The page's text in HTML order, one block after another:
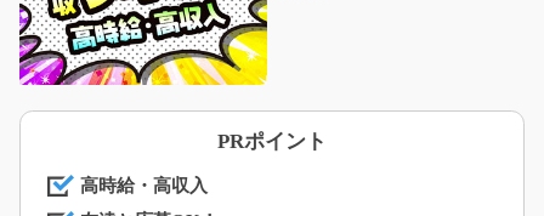
PRポイント
高時給・高収入